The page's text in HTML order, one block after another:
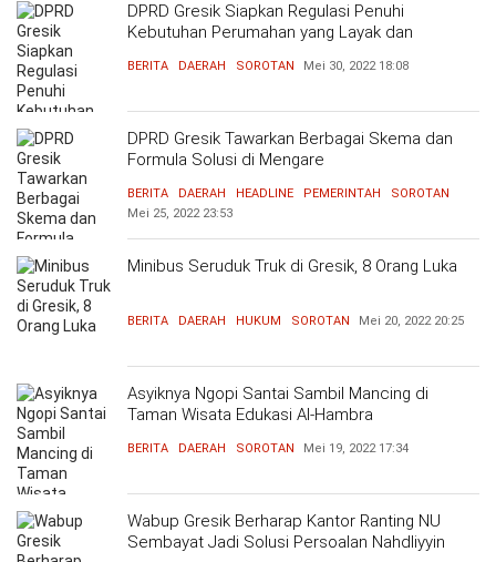
DPRD Gresik Siapkan Regulasi Penuhi
Kebutuhan Perumahan yang Layak dan
BERITA DAERAH SOROTAN Mei 30, 2022 18:08
DPRD Gresik Tawarkan Berbagai Skema dan
Formula Solusi di Mengare
BERITA DAERAH HEADLINE PEMERINTAH
SOROTAN
Mei 25, 2022 23:53
Minibus Seruduk Truk di Gresik, 8 Orang Luka
BERITA DAERAH HUKUM SOROTAN Mei 20, 2022 20:25
Asyiknya Ngopi Santai Sambil Mancing di
Taman Wisata Edukasi Al-Hambra
BERITA DAERAH SOROTAN Mei 19, 2022 17:34
Wabup Gresik Berharap Kantor Ranting NU
Sembayat Jadi Solusi Persoalan Nahdliyyin